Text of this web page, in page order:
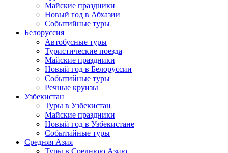
Майские праздники
Новый год в Абхазии
Событийные туры
Белоруссия
Автобусные туры
Туристические поезда
Майские праздники
Новый год в Белоруссии
Событийные туры
Речные круизы
Узбекистан
Туры в Узбекистан
Майские праздники
Новый год в Узбекистане
Событийные туры
Средняя Азия
Туры в Среднюю Азию